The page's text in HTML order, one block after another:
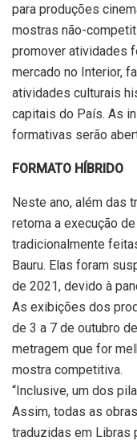
para produções
mostras não-
promover atividades
mercado no Interior,
atividades culturais
capitais do País. As
formativas serão
FORMATO HÍBRIDO
Neste ano, além das
retoma a execução
tradicionalmente
Bauru. Elas foram
de 2021, devido à
As exibições dos
de 3 a 7 de outubro
metragem que for
mostra competitiva.
“Inclusive, um dos
Assim, todas as
traduzidas em Libras